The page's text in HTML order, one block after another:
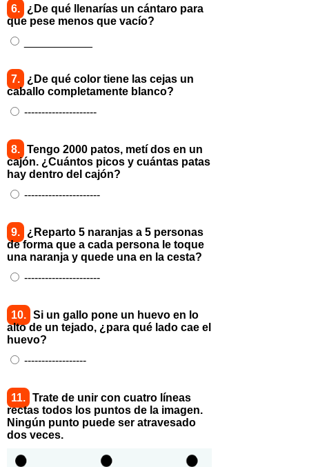
6.
¿De qué llenarías un cántaro para
que pese menos que vacío?
7.
¿De qué color tiene las cejas un
caballo completamente blanco?
---------------------
8. Tengo 2000 patos, metí dos en un
cajón. ¿Cuántos picos y cuántas patas
hay dentro del cajón?
----------------------
9.
¿Reparto 5 naranjas a 5 personas
de forma que a cada persona le toque
una naranja y quede una en la cesta?
----------------------
10. Si un gallo pone un huevo en lo
alto de un tejado, ¿para qué lado cae el
huevo?
------------------
11. Trate de unir con cuatro líneas
rectas todos los puntos de la imagen.
Ningún punto puede ser atravesado
dos veces.